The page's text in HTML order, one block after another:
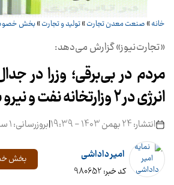
خانه» صنعت معدن تجارت»تولید و تجارت»بخش
«تجارت‌نیوز» گزارش می‌دهد:
مردم در بی‌برقی؛ وزرا در
انرژی در 2 وزارتخانه نفت و نیرو بالا گرفت
انتشار: 24 بهمن 1403 - 19:39 |بروزرسانی: 1 سال پیش
امیر داداشی
کد خبر: 980652
بخش